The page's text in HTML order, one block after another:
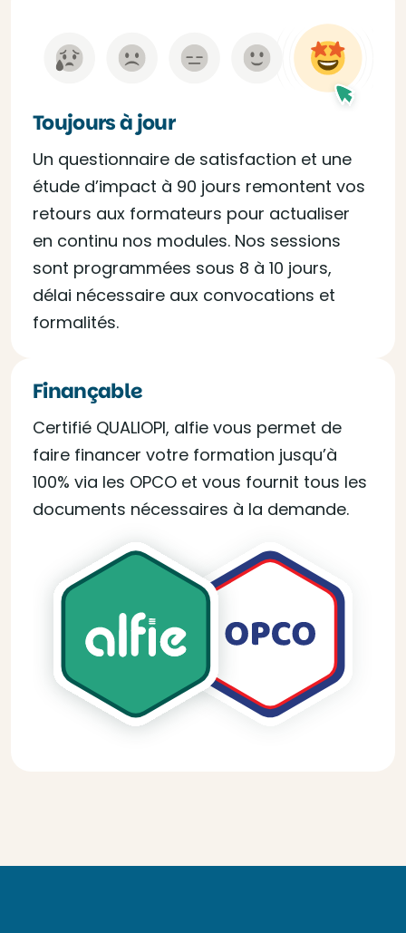
Toujours à jour
Un questionnaire de satisfaction et une
étude d’impact à 90 jours remontent vos
retours aux formateurs pour actualiser
en continu nos modules. Nos sessions
sont programmées sous 8 à 10 jours,
délai nécessaire aux convocations et
formalités.
Finançable
Certifié QUALIOPI, alfie vous permet de
faire financer votre formation jusqu’à
100% via les OPCO et vous fournit tous les
documents nécessaires à la demande.